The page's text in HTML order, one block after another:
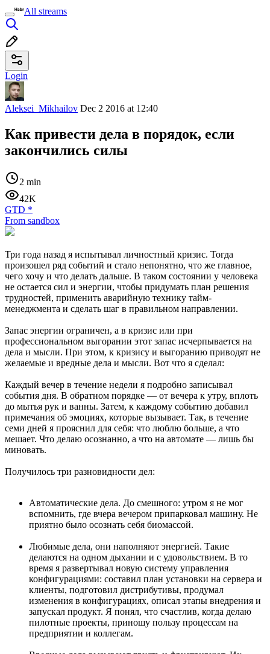
All streams
Login
Aleksei_Mikhailov Dec 2 2016 at 12:40
Как привести дела в порядок, если
закончились силы
2 min
42K
GTD *
From sandbox
Три года назад я испытывал личностный кризис. Тогда
произошел ряд событий и стало непонятно, что же главное,
чего хочу и что делать дальше. В таком состоянии у человека
не остается сил и энергии, чтобы придумать план решения
трудностей, применить аварийную технику тайм-
менеджмента и сделать шаг в правильном направлении.
Запас энергии ограничен, а в кризис или при
профессиональном выгорании этот запас исчерпывается на
дела и мысли. При этом, к кризису и выгоранию приводят не
желаемые и вредные дела и мысли. Вот что я сделал:
Каждый вечер в течение недели я подробно записывал
события дня. В обратном порядке — от вечера к утру, вплоть
до мытья рук и ванны. Затем, к каждому событию добавил
примечания об эмоциях, которые вызывает. Так, в течение
семи дней я прояснил для себя: что люблю больше, а что
мешает. Что делаю осознанно, а что на автомате — лишь бы
миновать.
Получилось три разновидности дел:
Автоматические дела. До смешного: утром я не мог
вспомнить, где вчера вечером припарковал машину. Не
приятно было осознать себя биомассой.
Любимые дела, они наполняют энергией. Такие
делаются на одном дыхании и с удовольствием. В то
время я развертывал новую систему управления
конфигурациями: составил план установки на сервера и
клиенты, подготовил дистрибутивы, продумал
изменения в конфигурациях, описал этапы внедрения и
запускал продукт. Я понял, что счастлив, когда делаю
пилотные проекты, приношу пользу процессам на
предприятии и коллегам.